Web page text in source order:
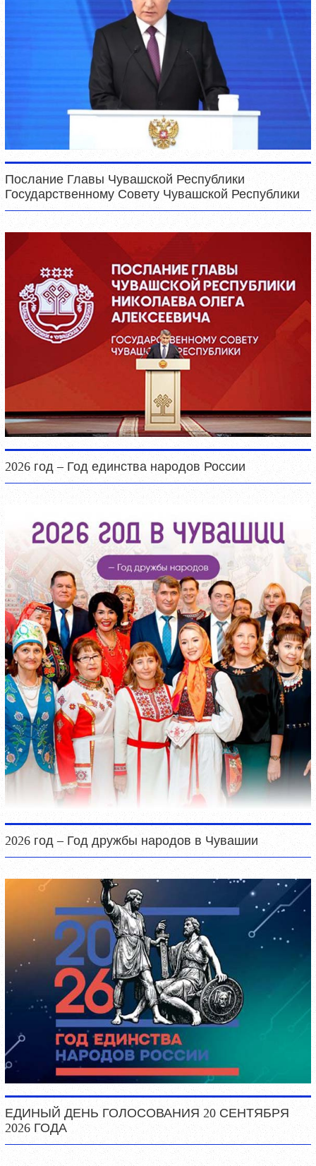
Послание Главы Чувашской Республики
Государственному Совету Чувашской Республики
2026 год – Год единства народов России
2026 год – Год дружбы народов в Чувашии
ЕДИНЫЙ ДЕНЬ ГОЛОСОВАНИЯ 20 СЕНТЯБРЯ
2026 ГОДА